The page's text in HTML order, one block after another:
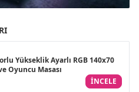
Yükseklik Ayarlı RGB 140x70
Oyuncu Masası
INCELE